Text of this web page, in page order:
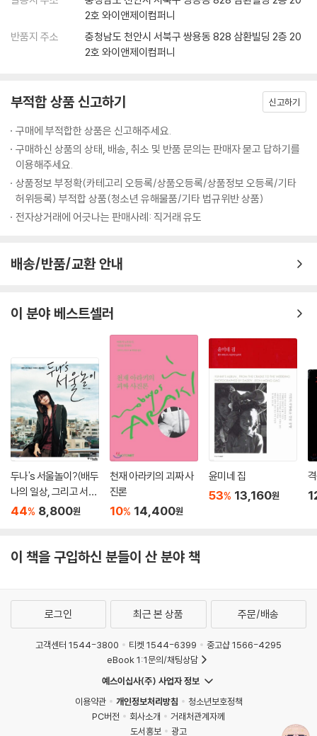
대표되는 미래 세대에게 다시 스토리를 전달하려는 ‘작가’. 이 모든 노력이
멘들 빵집의 분홍색 상자에 담겨 묘지 시퀀스에서 리본으로 묶인다. 영화
는 책이고, 책은 제로의 스토리고, 제로의 스토리는 구스타브의 스토리고,
지고, 사라지고, 사라졌다. 모두 다. 스토리만 남는다.
앤더슨은 스스로 주연까지 겸하며 원치 않는 친구들에게 강제로 사인을 해
주는 등 만족스런 학창 시절을 보내게 되었다. 이후 연극과 문학으로 관심
사를 넓혀가던 웨스 앤더슨은 대학에서 운명적인 파트너 오언 윌슨을 만났
다. (오언 윌슨은 앤더슨의 모든 영화를 함께 쓰고, 연기하였다.)
상대를 ‘제 잘난 멋에 사는 참여의식 없는 놈’으로 여겨 말도 섞지 않던 둘
은 이내 서로 생각이 비슷하다는 사실을 깨달고 의기투합했다. 두 사람은
몇백 달러와 앤더슨의 형에게 얻은 16mm 필름을 가지고 첫 영화를 만들
었다. 고작 14분짜리 단편이었지만 이를 본 영화 제작자들이 앤더슨과 윌
슨을 찾아왔고, 결국 장편 영화 『바틀 로켓』이 탄생하였다. 비록 대중적인
성공은 하지 못했지만 이 영화는 그의 번뜩이는 세계관을 보여주기에 충분
했고, 이후 활동의 시작점이 되었다. 거장 마틴 스콜세지 감독은 『바틀 로
켓』를 본 후 웨스 앤더슨의 팬이 되었다고 말하며, 그를 ‘차세대의 마틴 스
콜세지’로 지목했다(그러나 웨스 앤더슨이 가장 좋아하는 영화는 로만 폴
영화 『그랜드 부다페스트 호텔』은 세계 대전이 한창인 1927년, 전쟁 분위
보이 제로와 그의 멘토 구스타브가 주축이 되어 구스타브의 연인이자 대부
호인 마담 D(틸다 스윈튼)의 죽음의 비밀을 파헤쳐 억울한 누명에서 벗어
나고, 상속받은 명화를 지키는 것이 전체의 줄거리다. 줄거리만 보면 진부
하고 허술한 미스터리 추격 영화처럼 느껴져 의아할 수 있지만, 그의 미학
이 간섭한 영상은 진부할 수도 허술할 수도 없다. 현실과 거리를 두어 자신
만의 이상향을 건설하고자 하는 웨스 앤더슨 세계의 테마를 계속 유지하면
서, 중복적인 이야기 구조(『그랜드 부다페스트 호텔』은 ‘이야기 안의 이야
기 안의 이야기 안’이라는 3중 구조를 가지고 있다), 동화 같은 색감과 대
칭의 아름다움이 부각되는 영상, 정교하게 그린 인형 집 같은 배경과 독특
하고 기발한 의상들, 길거리에 버려진 리본 조각조차 갖고 싶게 만드는 소
품들에 이르기까지 그의 특징이 유감없이 발휘된다. 특히 『그랜드 부다페
웨스 앤더슨의 작품 세계를 가장 깊게 이해하는 평론가로 알려진 매트 졸
작업을 하였고, 그 결과 완벽한 아트북 『그랜드 부다페스트 호텔』이 탄생
하게 되었다. 매트 졸러 세이츠는 이미 웨스 앤더슨의 앞선 7편의 영화를
별도로 『그랜드 부다페스트 호텔』만을 빼내어 한 권으로 묶은 이유는 그만
큼 읽을거리와 볼거리가 풍성하다는 의미다. 『그랜드 부다페스트 호텔』의
안팎을 둘러보는 이 안내서에는 감독인 웨스 앤더슨뿐만 아니라 주연배우
랄프 파인스, 촬영 감독 로버트 D. 예먼, 프로덕션 디자이너 아담 슈토크하
우젠, 의상 디자이너 밀레나 카노네로, 작곡가 알렉상드르 데스플라 등이
2호 와이앤제이컴퍼니
반품지 주소
충청남도 천안시 서북구 쌍용동 828 삼환빌딩 2층 20
2호 와이앤제이컴퍼니
부적합 상품 신고하기 신고하기
구매에 부적합한 상품은 신고해주세요.
구매하신 상품의 상태, 배송, 취소 및 반품 문의는 판매자 묻고 답하기를
이용해주세요.
상품정보 부정확(카테고리 오등록/상품오등록/상품정보 오등록/기타
허위등록) 부적합 상품(청소년 유해물품/기타 법규위반 상품)
전자상거래에 어긋나는 판매사례: 직거래 유도
배송/반품/교환 안내
이 분야 베스트셀러
두나's 서울놀이?(배두
나의 일상, 그리고 서울
여행) : 상급
44% 8,800원
천재 아라키의 괴짜 사
진론
10% 14,400원
윤미네 집
53% 13,160원
이 책을 구입하신 분들이 산 분야 책
로그인 최근 본 상품 주문/배송
고객센터 1544-3800 티켓 1544-6399
중고샵 1566-4295
eBook 1:1문의/채팅상담
예스이십사(주) 사업자 정보
이용약관
개인정보처리방침
청소년보호정책
PC버전
회사소개
거래처관계자께
도서홍보
광고